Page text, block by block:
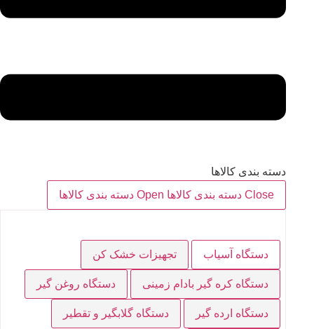
دسته بندی کالاها
Close دسته بندی کالاها
Open دسته بندی کالاها
دستگاه آسیاب تجهیزات خشک کن
دستگاه کره گیر بادام زمینی دستگاه روغن گیر
دستگاه ارده گیر دستگاه گلابگیر و تقطیر